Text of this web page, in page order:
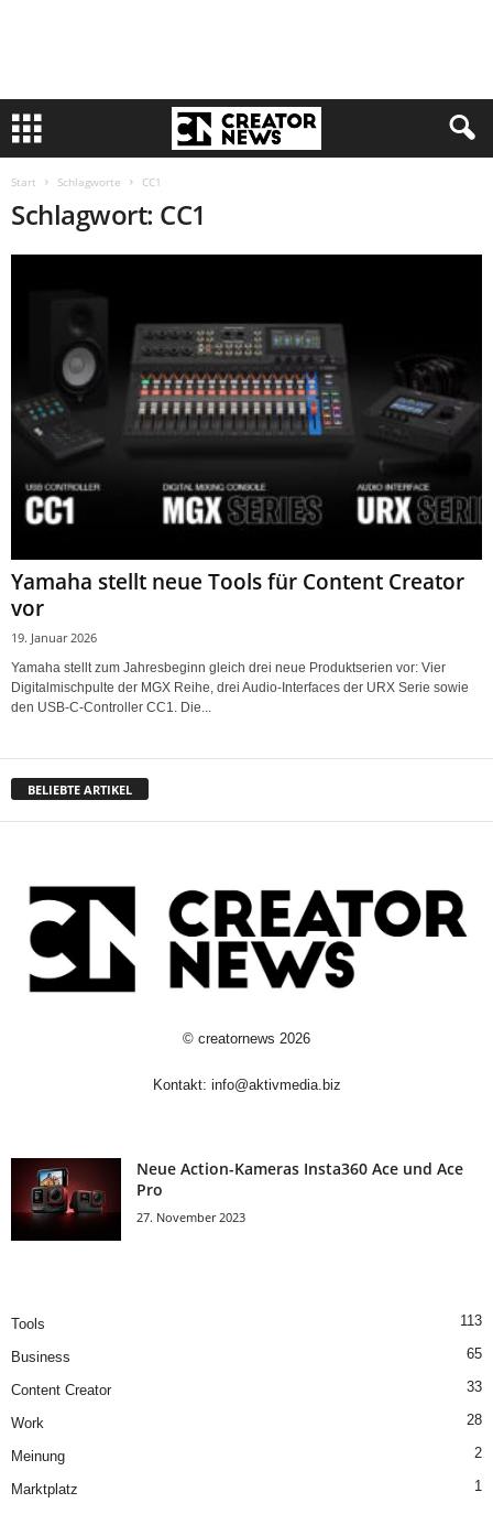
Start Schlagworte CC1
Schlagwort: CC1
Yamaha stellt neue Tools für Content Creator
vor
19. Januar 2026
Yamaha stellt zum Jahresbeginn gleich drei neue Produktserien vor: Vier
Digitalmischpulte der MGX Reihe, drei Audio-Interfaces der URX Serie sowie
den USB-C-Controller CC1. Die...
BELIEBTE ARTIKEL
© creatornews 2026
Kontakt: info@aktivmedia.biz
Neue Action-Kameras Insta360 Ace und Ace
Pro
27. November 2023
Tools 113
Business 65
Content Creator 33
Work 28
Meinung 2
Marktplatz 1